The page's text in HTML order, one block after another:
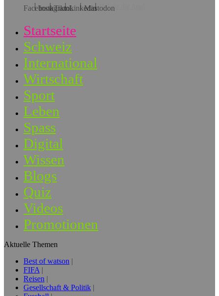
Hol dir die App!
Startseite
Schweiz
International
Wirtschaft
Sport
Leben
Spass
Digital
Wissen
Blogs
Quiz
Videos
Promotionen
Aktuelle Themen
Best of watson
FIFA
Reisen
Gesellschaft & Politik